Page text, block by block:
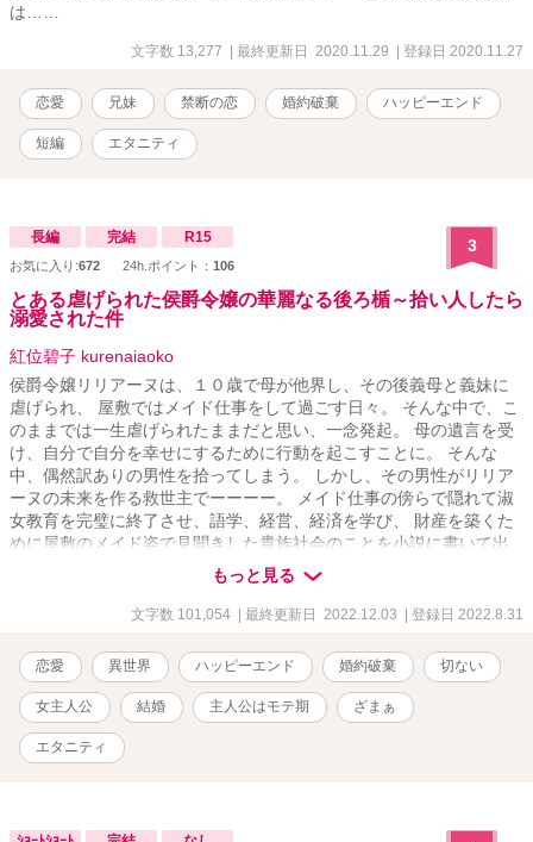
は……
文字数 13,277 | 最終更新日 2020.11.29 | 登録日 2020.11.27
恋愛 兄妹 禁断の恋 婚約破棄 ハッピーエンド
短編 エタニティ
長編 完結 R15
お気に入り:672 24h.ポイント： 106
3
とある虐げられた侯爵令嬢の華麗なる後ろ楯～拾い人したら
溺愛された件
紅位碧子 kurenaiaoko
侯爵令嬢リリアーヌは、１０歳で母が他界し、その後義母と義妹に
虐げられ、 屋敷ではメイド仕事をして過ごす日々。 そんな中で、こ
のままでは一生虐げられたままだと思い、一念発起。 母の遺言を受
け、自分で自分を幸せにするために行動を起こすことに。 そんな
中、偶然訳ありの男性を拾ってしまう。 しかし、その男性がリリア
ーヌの未来を作る救世主でーーーー。 メイド仕事の傍らで隠れて淑
女教育を完璧に終了させ、語学、経営、経済を学び、 財産を築くた
めに屋敷のメイド姿で見聞きした貴族社会のことを小説に書いて出
版し、それが大ヒット御礼！ 学んだことを生かし、商会を設立。 孤
児院から人材を引き取り育成もスタート。 出版部門、観劇部門、版
権部門、商品部門など次々と商いを展開。 そこに隣国の王子も参戦
張る とある侯爵令嬢が幸せを掴むまでの溺愛×サクセスストーリーで
す♡ ＊誤字脱字多数あるかと思います。 ＊初心者につき表現稚拙で
すので温かく見守ってくださいませ ＊ゆるふわ設定です
もっと見る
文字数 101,054 | 最終更新日 2022.12.03 | 登録日 2022.8.31
恋愛 異世界 ハッピーエンド 婚約破棄 切ない
女主人公 結婚 主人公はモテ期 ざまぁ
エタニティ